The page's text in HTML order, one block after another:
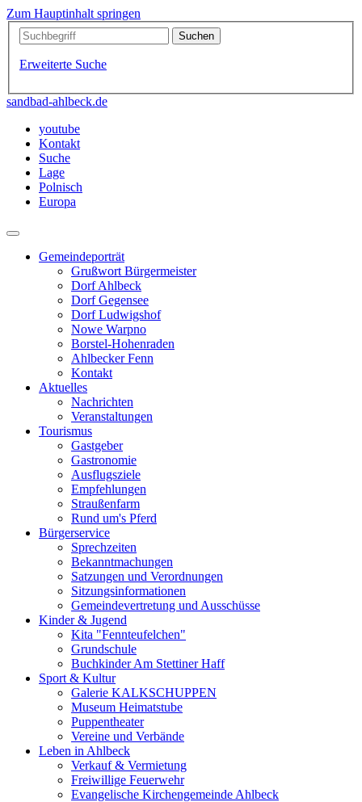
Zum Hauptinhalt springen
Erweiterte Suche
sandbad-ahlbeck.de
youtube
Kontakt
Suche
Lage
Polnisch
Europa
Gemeindeporträt
Grußwort Bürgermeister
Dorf Ahlbeck
Dorf Gegensee
Dorf Ludwigshof
Nowe Warpno
Borstel-Hohenraden
Ahlbecker Fenn
Kontakt
Aktuelles
Nachrichten
Veranstaltungen
Tourismus
Gastgeber
Gastronomie
Ausflugsziele
Empfehlungen
Straußenfarm
Rund um's Pferd
Bürgerservice
Sprechzeiten
Bekanntmachungen
Satzungen und Verordnungen
Sitzungsinformationen
Gemeindevertretung und Ausschüsse
Kinder & Jugend
Kita "Fennteufelchen"
Grundschule
Buchkinder Am Stettiner Haff
Sport & Kultur
Galerie KALKSCHUPPEN
Museum Heimatstube
Puppentheater
Vereine und Verbände
Leben in Ahlbeck
Verkauf & Vermietung
Freiwillige Feuerwehr
Evangelische Kirchengemeinde Ahlbeck